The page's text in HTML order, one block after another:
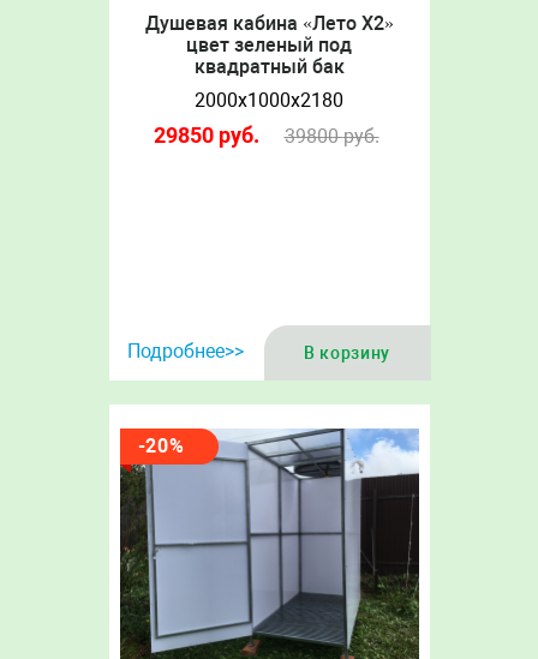
Душевая кабина «Лето Х2»
цвет зеленый под
квадратный бак
2000х1000х2180
29850 руб. 39800руб.
Подробнее>> В корзину
-20%